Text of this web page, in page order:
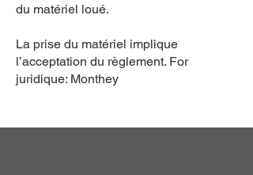
du matériel loué.
La prise du matériel implique
l’acceptation du règlement. For
juridique: Monthey